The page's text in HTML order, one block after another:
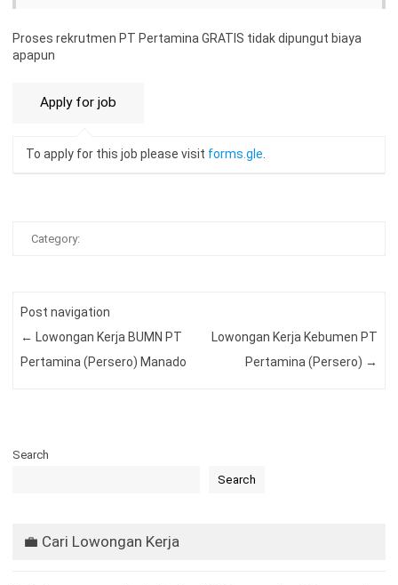
Proses rekrutmen PT Pertamina GRATIS tidak dipungut biaya
apapun
To apply for this job please visit forms.gle.
Category:
Post navigation
← Lowongan Kerja BUMN PT
Pertamina (Persero) Manado
Lowongan Kerja Kebumen PT
Pertamina (Persero) →
Search
Search
💼 Cari Lowongan Kerja